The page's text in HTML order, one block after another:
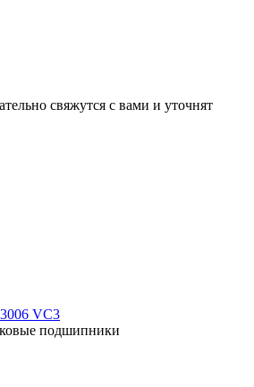
свяжутся с вами и уточнят
VC3
подшипники